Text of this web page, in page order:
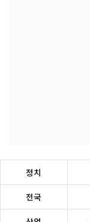
정치
전국